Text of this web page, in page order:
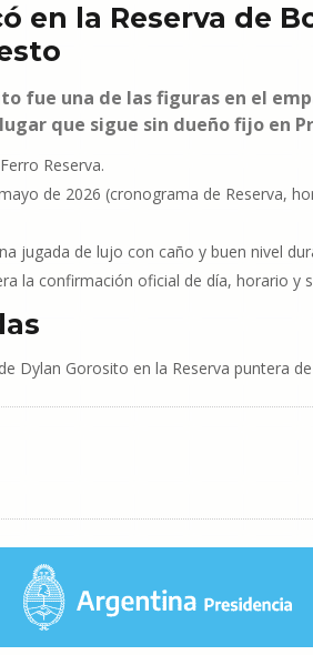
en la Reserva de
fue una de las figuras en el
que sigue sin dueño fijo en
Reserva.
de 2026 (cronograma de Reserva,
jugada de lujo con caño y buen nivel
la confirmación oficial de día, horario y
Dylan Gorosito en la Reserva puntera